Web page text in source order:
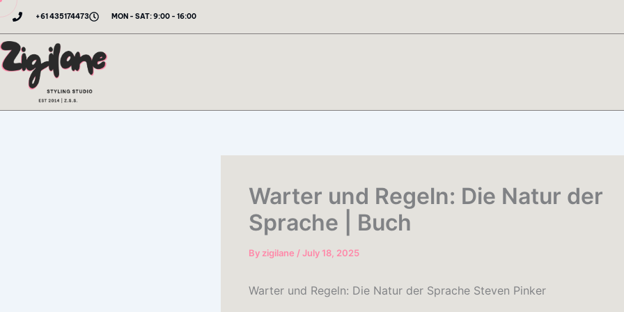
Skip
content
+61 435174473 MON - SAT: 9:00 - 16:00
Warter und Regeln: Die Natur der
Sprache | Buch
By zigilane /July 18, 2025
Warter und Regeln: Die Natur der Sprache Steven Pinker